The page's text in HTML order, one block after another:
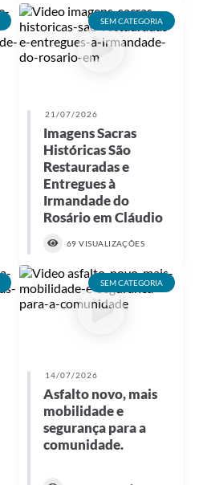
SEM CATEGORIA
21/07/2026
Imagens Sacras
Históricas São
Restauradas e
Entregues à
Irmandade do
Rosário em Cláudio
69 VISUALIZAÇÕES
SEM CATEGORIA
14/07/2026
Asfalto novo, mais
mobilidade e
segurança para a
comunidade.